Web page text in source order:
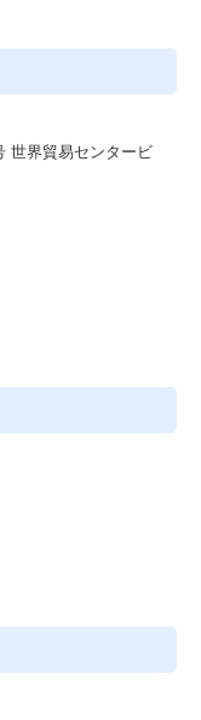
世界貿易センタービ